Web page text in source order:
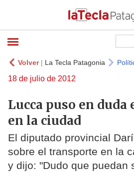
Volver| La Tecla Patagonia
18 de julio de 2012
Lucca puso en
en la ciudad
El diputado provincial
sobre el transporte en la
y dijo: "Dudo que puedan